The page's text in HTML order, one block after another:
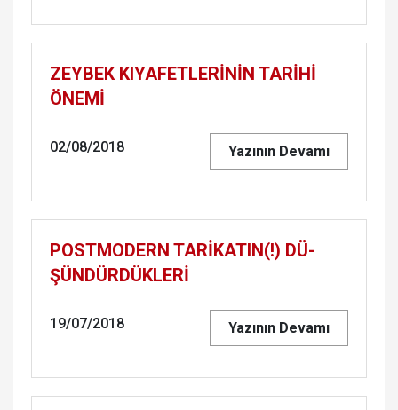
ZEY­BEK KI­YA­FET­LERİNİN TARİHİ
ÖNEMİ
02/08/2018 Yazının Devamı
POST­MO­DERN TARİKATIN(!) DÜ­
ŞÜN­DÜR­DÜK­LERİ
19/07/2018 Yazının Devamı